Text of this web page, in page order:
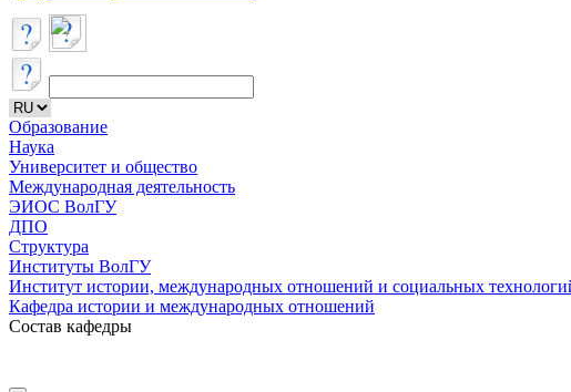
Образование
Наука
Университет и общество
Международная деятельность
ЭИОС ВолГУ
ДПО
Структура
Институты ВолГУ
Институт истории, международных отношений и социальных
Кафедра истории и международных отношений
Состав кафедры